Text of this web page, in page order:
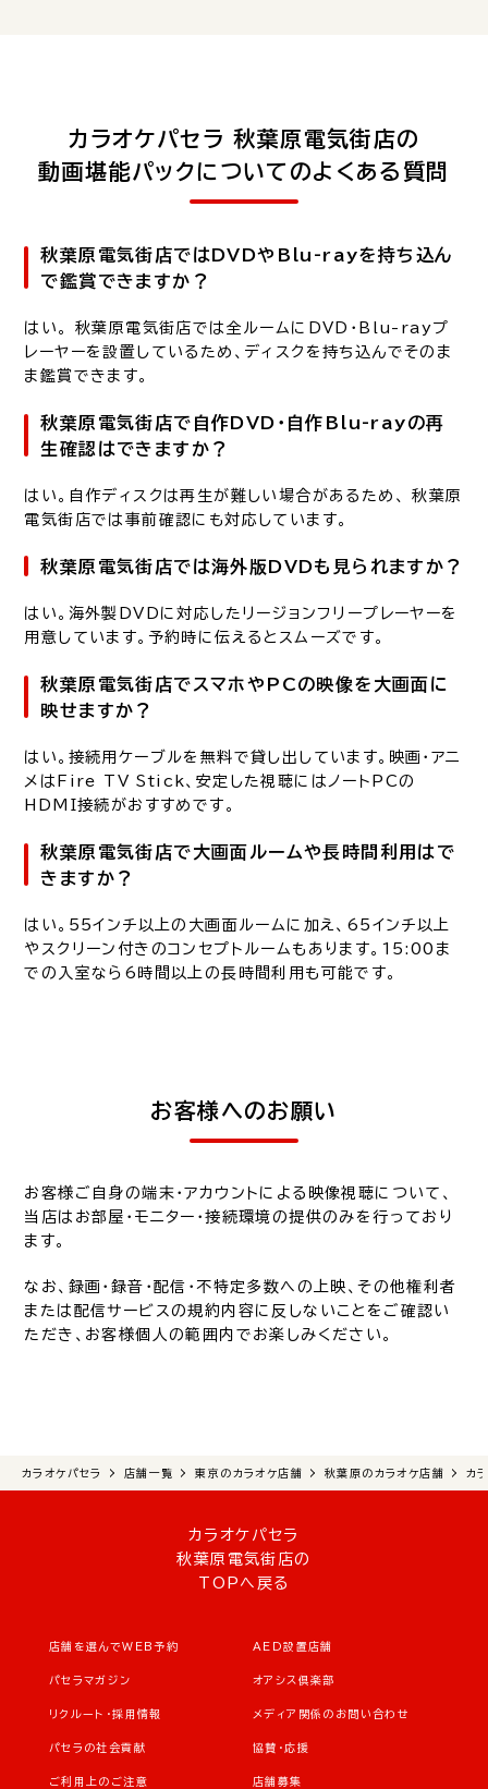
カラオケパセラ 秋葉原電気街店の
動画堪能パックについてのよくある質問
秋葉原電気街店ではDVDやBlu-rayを持ち込ん
で鑑賞できますか？
はい。 秋葉原電気街店では全ルームにDVD・Blu-rayプ
レーヤーを設置しているため、ディスクを持ち込んでそのま
ま鑑賞できます。
秋葉原電気街店で自作DVD・自作Blu-rayの再
生確認はできますか？
はい。自作ディスクは再生が難しい場合があるため、 秋葉原
電気街店では事前確認にも対応しています。
秋葉原電気街店では海外版DVDも見られますか？
はい。海外製DVDに対応したリージョンフリープレーヤーを
用意しています。予約時に伝えるとスムーズです。
秋葉原電気街店でスマホやPCの映像を大画面に
映せますか？
はい。接続用ケーブルを無料で貸し出しています。映画・アニ
メはFire TV Stick、安定した視聴にはノートPCの
HDMI接続がおすすめです。
秋葉原電気街店で大画面ルームや長時間利用はで
きますか？
はい。55インチ以上の大画面ルームに加え、65インチ以上
やスクリーン付きのコンセプトルームもあります。15:00ま
での入室なら6時間以上の長時間利用も可能です。
お客様へのお願い
お客様ご自身の端末・アカウントによる映像視聴について、
当店はお部屋・モニター・接続環境の提供のみを行っており
ます。
なお、録画・録音・配信・不特定多数への上映、その他権利者
または配信サービスの規約内容に反しないことをご確認い
ただき、お客様個人の範囲内でお楽しみください。
カラオケパセラ 店舗一覧 東京のカラオケ店舗 秋葉原のカラオケ店舗 カ
カラオケパセラ
秋葉原電気街店の
TOPへ戻る
店舗を選んでWEB予約 AED設置店舗
パセラマガジン オアシス倶楽部
リクルート・採用情報 メディア関係のお問い合わせ
パセラの社会貢献 協賛・応援
ご利用上のご注意 店舗募集